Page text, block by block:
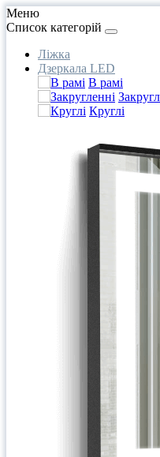
Меню
Список категорій
Ліжка
Дзеркала LED
В рамі
Круглі